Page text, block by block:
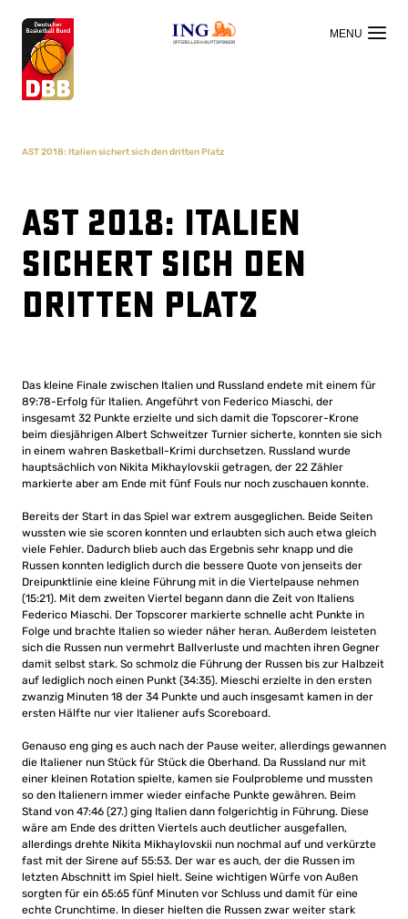
OFFIZIELLER HAUPTSPONSOR
AST 2018: Italien sichert sich den dritten Platz
AST 2018: Italien
sichert sich den
dritten Platz
Das kleine Finale zwischen Italien und Russland endete mit einem für
89:78-Erfolg für Italien. Angeführt von Federico Miaschi, der
insgesamt 32 Punkte erzielte und sich damit die Topscorer-Krone
beim diesjährigen Albert Schweitzer Turnier sicherte, konnten sie sich
in einem wahren Basketball-Krimi durchsetzen. Russland wurde
hauptsächlich von Nikita Mikhaylovskii getragen, der 22 Zähler
markierte aber am Ende mit fünf Fouls nur noch zuschauen konnte.
Bereits der Start in das Spiel war extrem ausgeglichen. Beide Seiten
wussten wie sie scoren konnten und erlaubten sich auch etwa gleich
viele Fehler. Dadurch blieb auch das Ergebnis sehr knapp und die
Russen konnten lediglich durch die bessere Quote von jenseits der
Dreipunktlinie eine kleine Führung mit in die Viertelpause nehmen
(15:21). Mit dem zweiten Viertel begann dann die Zeit von Italiens
Federico Miaschi. Der Topscorer markierte schnelle acht Punkte in
Folge und brachte Italien so wieder näher heran. Außerdem leisteten
sich die Russen nun vermehrt Ballverluste und machten ihren Gegner
damit selbst stark. So schmolz die Führung der Russen bis zur Halbzeit
auf lediglich noch einen Punkt (34:35). Mieschi erzielte in den ersten
zwanzig Minuten 18 der 34 Punkte und auch insgesamt kamen in der
ersten Hälfte nur vier Italiener aufs Scoreboard.
Genauso eng ging es auch nach der Pause weiter, allerdings gewannen
die Italiener nun Stück für Stück die Oberhand. Da Russland nur mit
einer kleinen Rotation spielte, kamen sie Foulprobleme und mussten
so den Italienern immer wieder einfache Punkte gewähren. Beim
Stand von 47:46 (27.) ging Italien dann folgerichtig in Führung. Diese
wäre am Ende des dritten Viertels auch deutlicher ausgefallen,
allerdings drehte Nikita Mikhaylovskii nun nochmal auf und verkürzte
fast mit der Sirene auf 55:53. Der war es auch, der die Russen im
letzten Abschnitt im Spiel hielt. Seine wichtigen Würfe von Außen
sorgten für ein 65:65 fünf Minuten vor Schluss und damit für eine
echte Crunchtime. In dieser hielten die Russen zwar weiter stark